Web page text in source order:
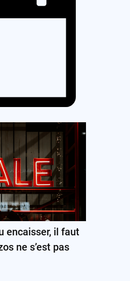
encaisser, il faut
ne s’est pas